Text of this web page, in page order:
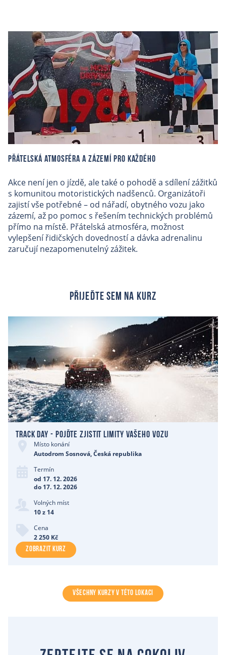
Přátelská atmosféra a zázemí pro každého
Akce není jen o jízdě, ale také o pohodě a sdílení zážitků
s komunitou motoristických nadšenců. Organizátoři
zajistí vše potřebné – od nářadí, obytného vozu jako
zázemí, až po pomoc s řešením technických problémů
přímo na místě. Přátelská atmosféra, možnost
vylepšení řidičských dovedností a dávka adrenalinu
zaručují nezapomenutelný zážitek.
Přijeďte sem na kurz
Track Day - pojďte zjistit limity vašeho vozu
Místo konání
Autodrom Sosnová, Česká republika
Termín
od 17. 12. 2026
do 17. 12. 2026
Volných míst
10 z 14
Cena
2 250 Kč
ZOBRAZIT KURZ
VŠECHNY KURZY V TÉTO LOKACI